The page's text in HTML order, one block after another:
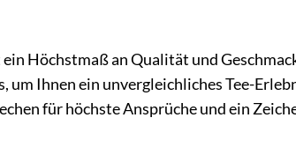
Höchstmaß an Qualität und
Ihnen ein unvergleichliches Tee-
für höchste Ansprüche und ein